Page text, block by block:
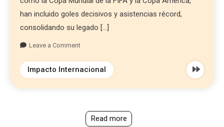
han incluido goles decisivos y asistencias récord,
consolidando su legado […]
Leave a Comment
Impacto Internacional
Read more